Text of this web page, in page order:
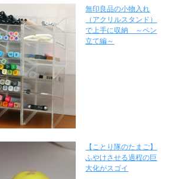
無印良品の小物入れ
（アクリルスタンド）
で上手に収納 ～ペン
立て編～
【ことり隊のたまご】
ふやけさせる過程の巨
大化がスゴイ